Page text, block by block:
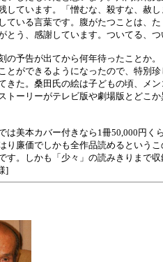
しています。「憎むな、殺すな、赦
ている言葉です。腹がたつことは、
とう、感謝しています。ついてる、
の予告が出てから何年待ったことか
とができるようになったので、特別
きた。桑田氏の絵は子どもの頃、メ
トーリーがテレビ版や劇場版とどこ
は美本カバー付きなら1冊50,000円く
り廉価でしかも全作品読めるという
す。しかも「少々」の読みきりまで
]